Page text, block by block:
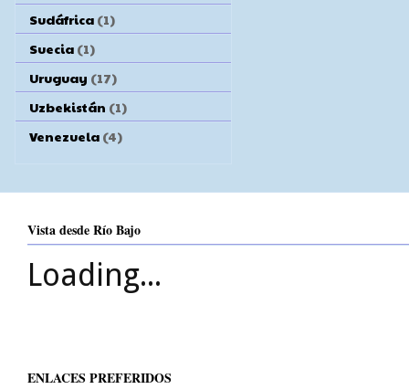
Sudáfrica (1)
Suecia (1)
Uruguay (17)
Uzbekistán (1)
Venezuela (4)
Vista desde Río Bajo
Loading...
ENLACES PREFERIDOS